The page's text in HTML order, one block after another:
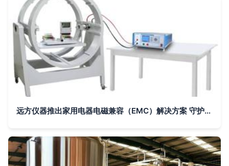
远方仪器推出家用电器电磁兼容（EMC）解决方案 守护家用视听设备的纯净信号